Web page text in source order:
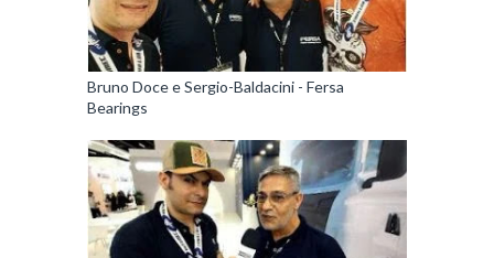
Bruno Doce e Sergio-Baldacini - Fersa
Bearings